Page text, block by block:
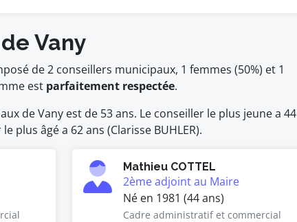
Vany
de 2 conseillers municipaux, 1 femmes (50%) et 1
est parfaitement respectée.
de Vany est de 53 ans. Le conseiller le plus jeune a 44
plus âgé a 62 ans (Clarisse BUHLER).
Mathieu COTTEL
2ème adjoint au Maire
Né en 1981 (44 ans)
Cadre administratif et commercial